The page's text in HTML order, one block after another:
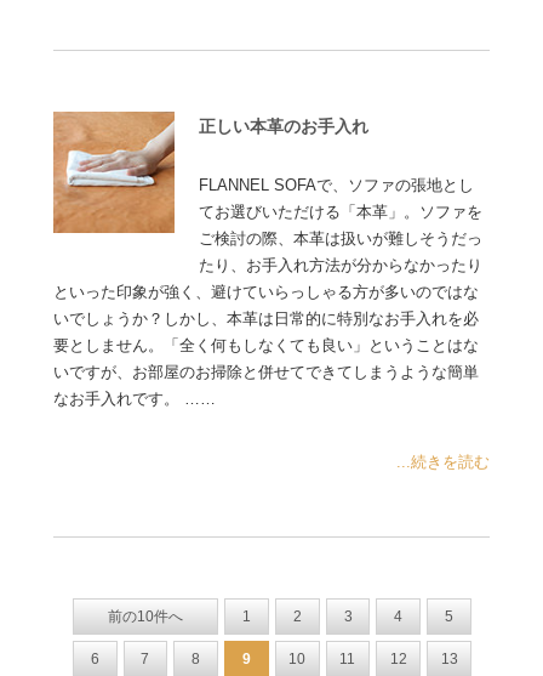
正しい本革のお手入れ
FLANNEL SOFAで、ソファの張地とし
てお選びいただける「本革」。ソファを
ご検討の際、本革は扱いが難しそうだっ
たり、お手入れ方法が分からなかったり
といった印象が強く、避けていらっしゃる方が多いのではな
いでしょうか？しかし、本革は日常的に特別なお手入れを必
要としません。「全く何もしなくても良い」ということはな
いですが、お部屋のお掃除と併せてできてしまうような簡単
なお手入れです。 ……
...続きを読む
前の10件へ 1 2 3 4 5
6 7 8 9 10 11 12 13